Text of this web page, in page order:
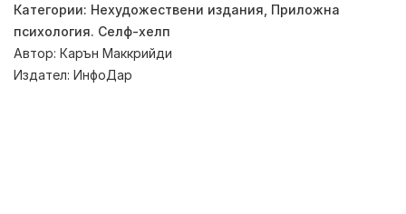
Категории: Нехудожествени издания Приложна
психология. Селф-хелп
Автор: Карън Маккрийди
Издател: ИнфоДар